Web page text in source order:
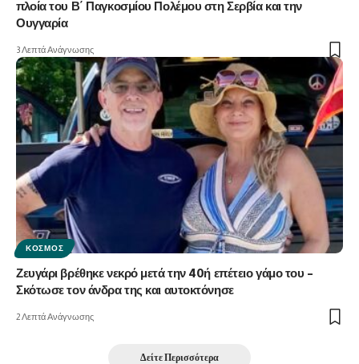
πλοία του Β΄ Παγκοσμίου Πολέμου στη Σερβία και την
Ουγγαρία
3 Λεπτά Ανάγνωσης
ΚΌΣΜΟΣ
Ζευγάρι βρέθηκε νεκρό μετά την 40ή επέτειο γάμο του –
Σκότωσε τον άνδρα της και αυτοκτόνησε
2 Λεπτά Ανάγνωσης
Δείτε Περισσότερα